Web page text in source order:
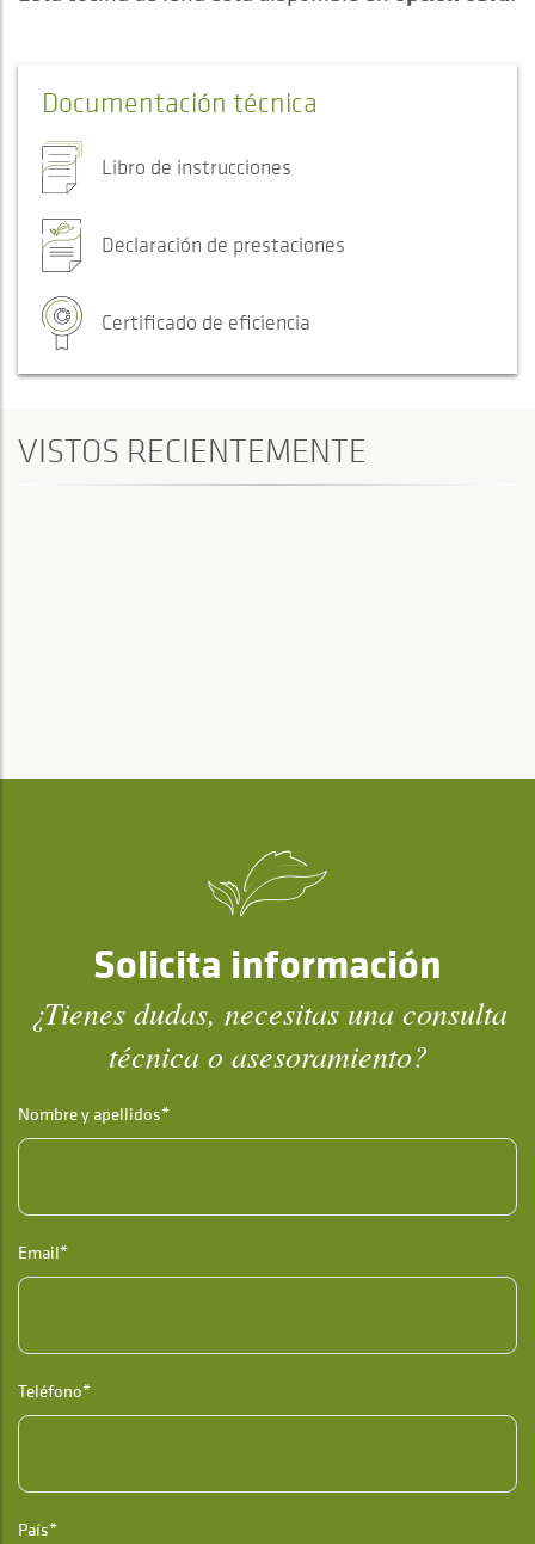
Documentación técnica
Libro de instrucciones
Declaración de prestaciones
Certificado de eficiencia
VISTOS RECIENTEMENTE
Solicita información
¿Tienes dudas, necesitas una consulta
técnica o asesoramiento?
Nombre y apellidos*
Email*
Teléfono*
País*